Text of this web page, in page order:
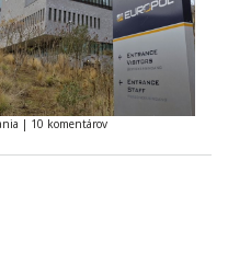
| 10 komentárov